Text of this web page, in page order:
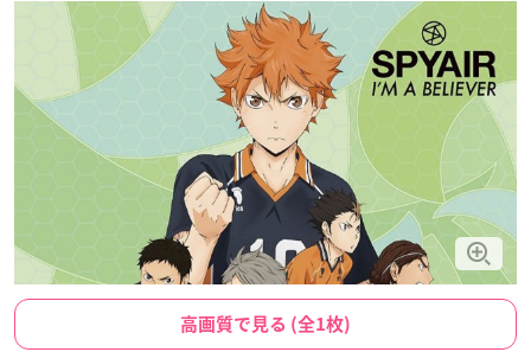
高画質で見る (全1枚)